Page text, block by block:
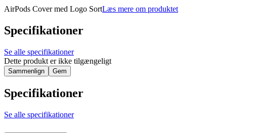
AirPods Cover med Logo SortLæs mere om produktet
Specifikationer
Se alle specifikationer
Dette produkt er ikke tilgængeligt
Sammenlign Gem
Specifikationer
Se alle specifikationer